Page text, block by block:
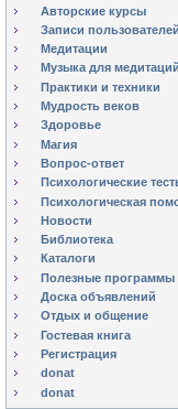
Авторские курсы
Записи пользователей
Медитации
Музыка для медитаций
Практики и техники
Мудрость веков
Здоровье
Магия
Вопрос-ответ
Психологические
Психологическая
Новости
Библиотека
Каталоги
Полезные программы
Доска объявлений
Отдых и общение
Гостевая книга
Регистрация
donat
donat